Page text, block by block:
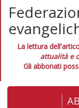
La lettura
attualità e
Gli abbonati